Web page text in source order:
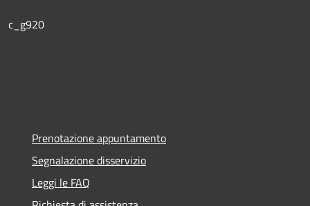
c_g920
Prenotazione appuntamento
Segnalazione disservizio
Leggi le FAQ